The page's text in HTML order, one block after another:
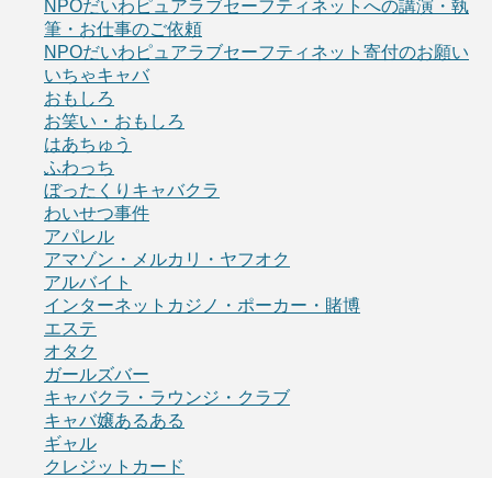
NPOだいわピュアラブセーフティネットへの講演・執
筆・お仕事のご依頼
NPOだいわピュアラブセーフティネット寄付のお願い
いちゃキャバ
おもしろ
お笑い・おもしろ
はあちゅう
ふわっち
ぼったくりキャバクラ
わいせつ事件
アパレル
アマゾン・メルカリ・ヤフオク
アルバイト
インターネットカジノ・ポーカー・賭博
エステ
オタク
ガールズバー
キャバクラ・ラウンジ・クラブ
キャバ嬢あるある
ギャル
クレジットカード